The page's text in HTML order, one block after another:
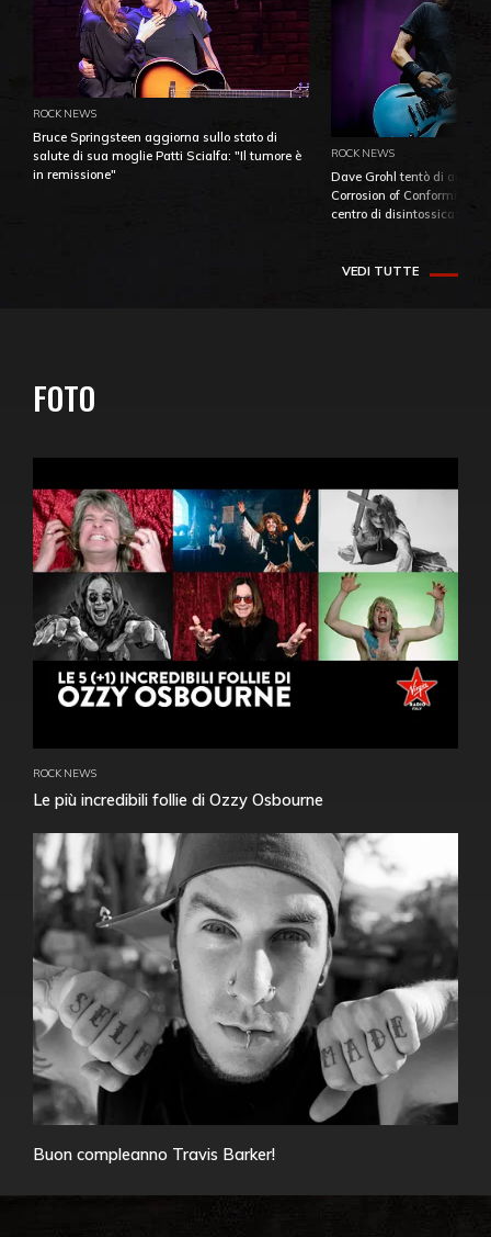
ROCK NEWS
Bruce Springsteen aggiorna sullo stato di
salute di sua moglie Patti Scialfa: "Il tumore è
in remissione"
ROCK NEWS
Dave Grohl tentò di
Corrosion of Conformity
centro di
VEDI TUTTE
FOTO
ROCK NEWS
Le più incredibili follie di Ozzy Osbourne
Buon compleanno Travis Barker!